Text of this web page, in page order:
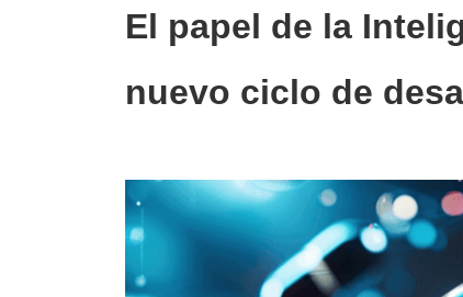
El papel de la
nuevo ciclo de